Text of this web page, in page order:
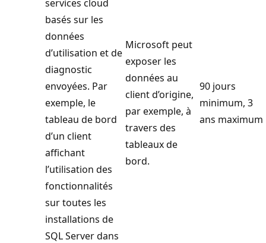
services cloud
basés sur les
données
d’utilisation et de
diagnostic
envoyées. Par
exemple, le
tableau de bord
d’un client
affichant
l’utilisation des
fonctionnalités
sur toutes les
installations de
SQL Server dans
Microsoft peut
exposer les
données au
client d’origine,
par exemple, à
travers des
tableaux de
bord.
90 jours
minimum, 3
ans maximum